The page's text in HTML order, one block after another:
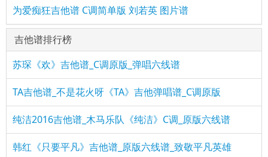
为爱痴狂吉他谱 C调简单版 刘若英 图片谱
吉他谱排行榜
苏琛《欢》吉他谱_C调原版_弹唱六线谱
TA吉他谱_不是花火呀《TA》吉他弹唱谱_C调原版
纯洁2016吉他谱_木马乐队《纯洁》C调_原版六线谱
韩红《只要平凡》吉他谱_原版六线谱_致敬平凡英雄